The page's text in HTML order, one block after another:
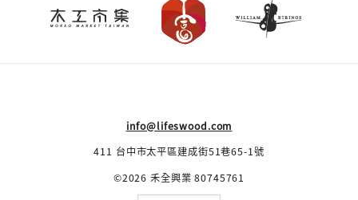
info@lifeswood.com
411 台中市太平區建成街51巷65-1號
©2026 禾全興業 80745761